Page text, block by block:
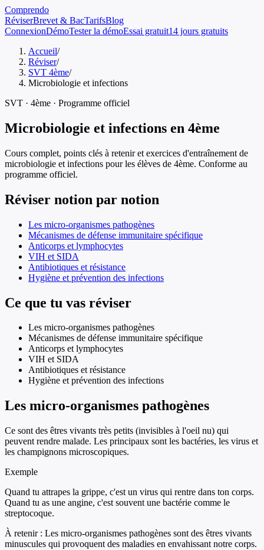
Comprendo
RéviserBrevet & BacTarifsBlog
ConnexionDémoTester la démoEssai gratuit14 jours gratuits
Accueil/
Réviser/
SVT 4ème/
Microbiologie et infections
SVT · 4ème · Programme officiel
Microbiologie et infections en 4ème
Cours complet, points clés à retenir et exercices d'entraînement de
microbiologie et infections pour les élèves de 4ème. Conforme au
programme officiel.
Réviser notion par notion
Les micro-organismes pathogènes
Mécanismes de défense immunitaire spécifique
Anticorps et lymphocytes
VIH et SIDA
Antibiotiques et résistance
Hygiène et prévention des infections
Ce que tu vas réviser
Les micro-organismes pathogènes
Mécanismes de défense immunitaire spécifique
Anticorps et lymphocytes
VIH et SIDA
Antibiotiques et résistance
Hygiène et prévention des infections
Les micro-organismes pathogènes
Ce sont des êtres vivants très petits (invisibles à l'oeil nu) qui
peuvent rendre malade. Les principaux sont les bactéries, les virus et
les champignons microscopiques.
Exemple
Quand tu attrapes la grippe, c'est un virus qui rentre dans ton corps.
Quand tu as une angine, c'est souvent une bactérie comme le
streptocoque.
À retenir : Les micro-organismes pathogènes sont des êtres vivants
minuscules qui provoquent des maladies en envahissant notre corps.